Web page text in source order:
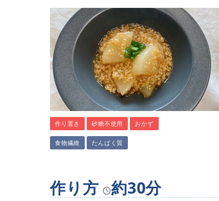
作り置き 砂糖不使用 おかず
食物繊維 たんぱく質
作り方 約30分